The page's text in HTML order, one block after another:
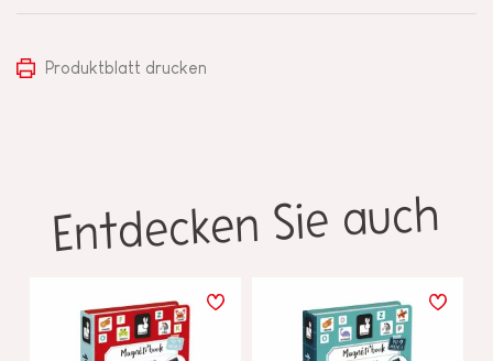
Produktblatt drucken
Entdecken Sie auch